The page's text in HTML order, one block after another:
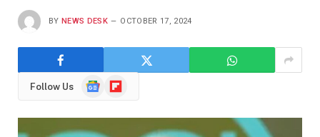
BY NEWS DESK OCTOBER 17, 2024
Follow Us
GoogleFlipboard